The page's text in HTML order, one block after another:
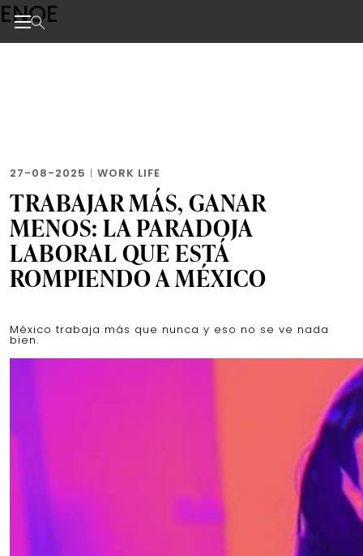
Skip
to
the
ENOE
27-08-2025 | WORK LIFE
TRABAJAR MÁS, GANAR
MENOS: LA PARADOJA
LABORAL QUE ESTÁ
ROMPIENDO A MÉXICO
México trabaja más que nunca y eso no se ve nada
bien.